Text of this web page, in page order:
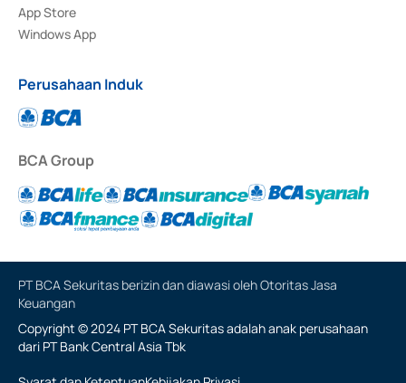
App Store
Windows App
Perusahaan Induk
BCA Group
PT BCA Sekuritas berizin dan diawasi oleh Otoritas Jasa
Keuangan
Copyright © 2024 PT BCA Sekuritas adalah anak perusahaan
dari PT Bank Central Asia Tbk